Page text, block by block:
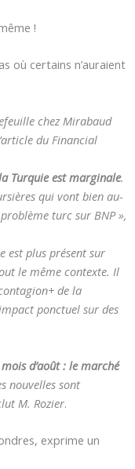
!
où certains n’auraient
chez Mirabaud
du Financial
Turquie est marginale.
qui vont bien au-
turc sur BNP »,
est plus présent sur
le même contexte. Il
de la
ponctuel sur des
d’août : le marché
nouvelles sont
M. Rozier.
exprime un